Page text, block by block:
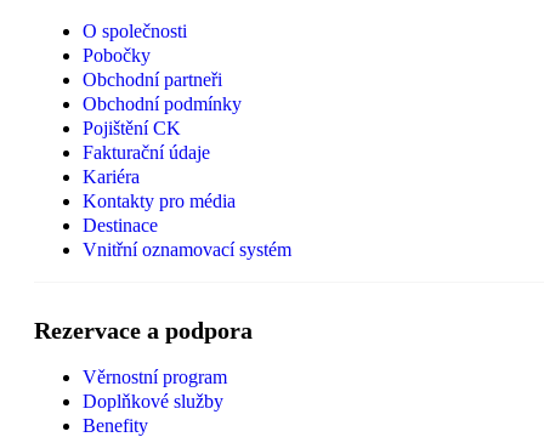
O společnosti
Pobočky
Obchodní partneři
Obchodní podmínky
Pojištění CK
Fakturační údaje
Kariéra
Kontakty pro média
Destinace
Vnitřní oznamovací systém
Rezervace a podpora
Věrnostní program
Doplňkové služby
Benefity